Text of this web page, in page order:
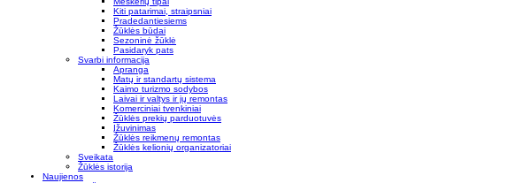
Kiti patarimai, straipsniai
Pradedantiesiems
Žūklės būdai
Sezoninė žūklė
Pasidaryk pats
Svarbi informacija
Apranga
Matų ir standartų sistema
Kaimo turizmo sodybos
Laivai ir valtys ir jų remontas
Komerciniai tvenkiniai
Žūklės prekių parduotuvės
Įžuvinimas
Žūklės reikmenų remontas
Žūklės kelionių organizatoriai
Sveikata
Žūklės istorija
Naujienos